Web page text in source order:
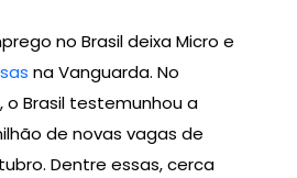
no Brasil deixa Micro e
na Vanguarda. No
o Brasil testemunhou a
de novas vagas de
Dentre essas, cerca